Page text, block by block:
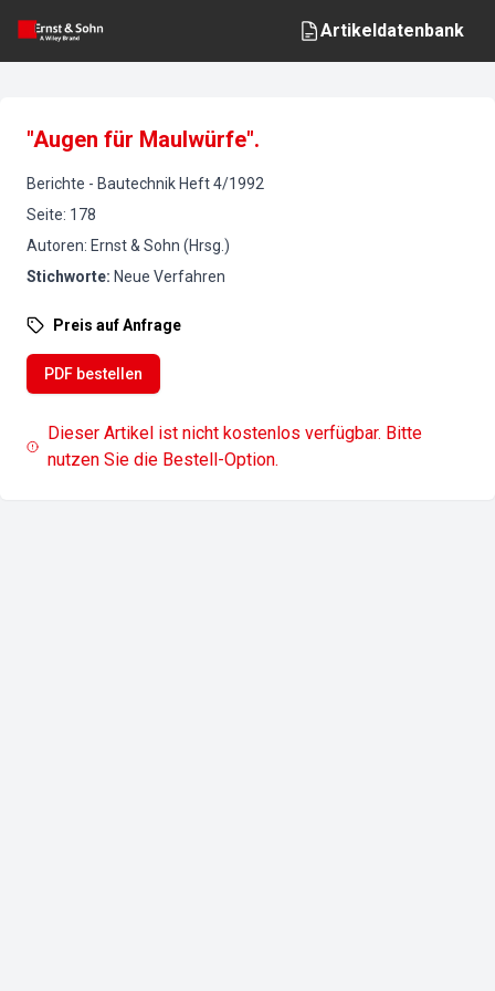
Artikeldatenbank
"Augen für Maulwürfe".
Berichte - Bautechnik Heft4/1992
Seite: 178
Autoren: Ernst & Sohn (Hrsg.)
Stichworte: Neue Verfahren
Preis auf Anfrage
PDF bestellen
Dieser Artikel ist nicht kostenlos verfügbar. Bitte
nutzen Sie die Bestell-Option.